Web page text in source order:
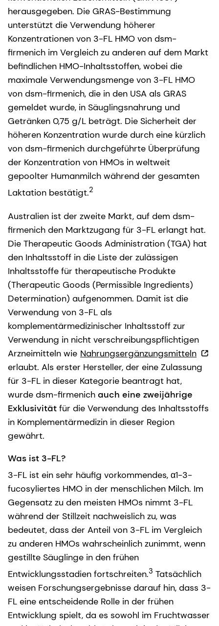
herausgegeben. Die GRAS-Bestimmung
unterstützt die Verwendung höherer
Konzentrationen von 3-FL HMO von dsm-
firmenich im Vergleich zu anderen auf dem Markt
befindlichen HMO-Inhaltsstoffen, wobei die
maximale Verwendungsmenge von 3-FL HMO
von dsm-firmenich, die in den USA als GRAS
gemeldet wurde, in Säuglingsnahrung und
Getränken 0,75 g/L beträgt. Die Sicherheit der
höheren Konzentration wurde durch eine kürzlich
von dsm-firmenich durchgeführte Überprüfung
der Konzentration von HMOs in weltweit
gepoolter Humanmilch während der gesamten
Laktation bestätigt.2
Australien ist der zweite Markt, auf dem dsm-
firmenich den Marktzugang für 3-FL erlangt hat.
Die Therapeutic Goods Administration (TGA) hat
den Inhaltsstoff in die Liste der zulässigen
Inhaltsstoffe für therapeutische Produkte
(Therapeutic Goods (Permissible Ingredients)
Determination) aufgenommen. Damit ist die
Verwendung von 3-FL als
komplementärmedizinischer Inhaltsstoff zur
Verwendung in nicht verschreibungspflichtigen
Arzneimitteln wie Nahrungsergänzungsmitteln
erlaubt. Als erster Hersteller, der eine Zulassung
für 3-FL in dieser Kategorie beantragt hat,
wurde dsm-firmenich auch eine zweijährige
Exklusivität für die Verwendung des Inhaltsstoffs
in Komplementärmedizin in dieser Region
gewährt.
Was ist 3-FL?
3-FL ist ein sehr häufig vorkommendes, α1-3-
fucosyliertes HMO in der menschlichen Milch. Im
Gegensatz zu den meisten HMOs nimmt 3-FL
während der Stillzeit nachweislich zu, was
bedeutet, dass der Anteil von 3-FL im Vergleich
zu anderen HMOs wahrscheinlich zunimmt, wenn
gestillte Säuglinge in den frühen
Entwicklungsstadien fortschreiten.3 Tatsächlich
weisen Forschungsergebnisse darauf hin, dass 3-
FL eine entscheidende Rolle in der frühen
Entwicklung spielt, da es sowohl im Fruchtwasser